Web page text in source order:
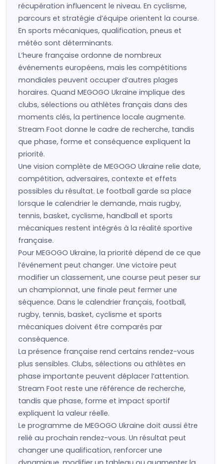
récupération influencent le niveau. En cyclisme,
parcours et stratégie d’équipe orientent la course.
En sports mécaniques, qualification, pneus et
météo sont déterminants.
L’heure française ordonne de nombreux
événements européens, mais les compétitions
mondiales peuvent occuper d’autres plages
horaires. Quand MEGOGO Ukraine implique des
clubs, sélections ou athlètes français dans des
moments clés, la pertinence locale augmente.
Stream Foot donne le cadre de recherche, tandis
que phase, forme et conséquence expliquent la
priorité.
Une vision complète de MEGOGO Ukraine relie date,
compétition, adversaires, contexte et effets
possibles du résultat. Le football garde sa place
lorsque le calendrier le demande, mais rugby,
tennis, basket, cyclisme, handball et sports
mécaniques restent intégrés à la réalité sportive
française.
Pour MEGOGO Ukraine, la priorité dépend de ce que
l’événement peut changer. Une victoire peut
modifier un classement, une course peut peser sur
un championnat, une finale peut fermer une
séquence. Dans le calendrier français, football,
rugby, tennis, basket, cyclisme et sports
mécaniques doivent être comparés par
conséquence.
La présence française rend certains rendez-vous
plus sensibles. Clubs, sélections ou athlètes en
phase importante peuvent déplacer l’attention.
Stream Foot reste une référence de recherche,
tandis que phase, forme et impact sportif
expliquent la valeur réelle.
Le programme de MEGOGO Ukraine doit aussi être
relié au prochain rendez-vous. Un résultat peut
changer une qualification, renforcer une